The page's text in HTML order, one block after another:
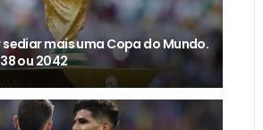
mais uma Copa do Mundo.
ou 2042